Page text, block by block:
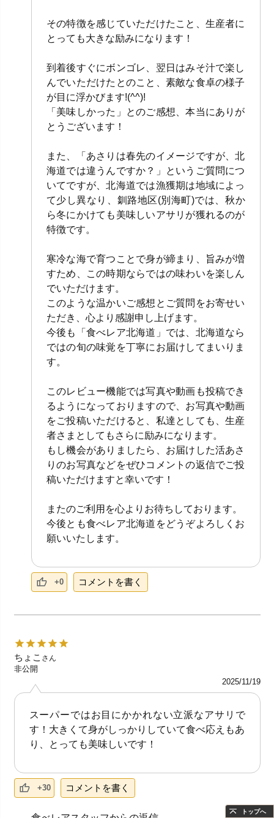
その特徴を感じていただけたこと、生産者に
とっても大きな励みになります！
到着後すぐにボンゴレ、翌日はみそ汁で楽し
んでいただけたとのこと、素敵な食卓の様子
が目に浮かびます!(^^)!
「美味しかった」とのご感想、本当にありが
とうございます！
また、「あさりは春先のイメージですが、北
海道では違うんですか？」というご質問につ
いてですが、北海道では漁獲期は地域によっ
て少し異なり、釧路地区(別海町)では、秋か
ら冬にかけても美味しいアサリが獲れるのが
特徴です。
寒冷な海で育つことで身が締まり、旨みが増
すため、この時期ならではの味わいを楽しん
でいただけます。
このような温かいご感想とご質問をお寄せい
ただき、心より感謝申し上げます。
今後も「食べレア北海道」では、北海道なら
ではの旬の味覚を丁寧にお届けしてまいりま
す。
このレビュー機能では写真や動画も投稿でき
るようになっておりますので、お写真や動画
をご投稿いただけると、私達としても、生産
者さまとしてもさらに励みになります。
もし機会がありましたら、お届けした活あさ
りのお写真などをぜひコメントの返信でご投
稿いただけますと幸いです！
またのご利用を心よりお待ちしております。
今後とも食べレア北海道をどうぞよろしくお
願いいたします。
+0 コメントを書く
ちょこ さん
非公開
2025/11/19
スーパーではお目にかかれない立派なアサリで
す！大きくて身がしっかりしていて食べ応えもあ
り、とっても美味しいです！
+30 コメントを書く
トップへ